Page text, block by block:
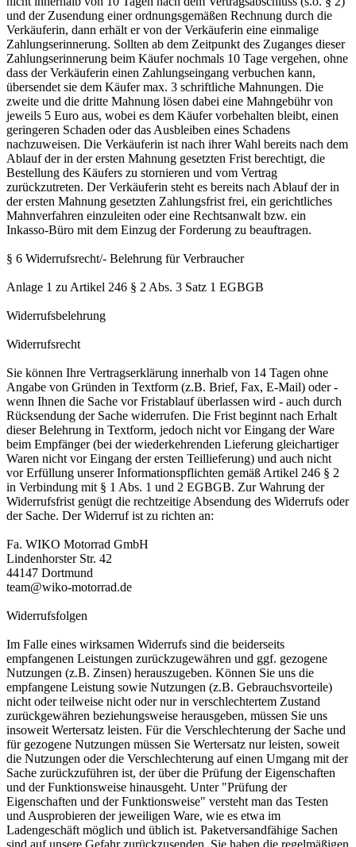
und der Zusendung einer ordnungsgemäßen Rechnung durch die
Verkäuferin, dann erhält er von der Verkäuferin eine einmalige
Zahlungserinnerung. Sollten ab dem Zeitpunkt des Zuganges dieser
Zahlungserinnerung beim Käufer nochmals 10 Tage vergehen, ohne
dass der Verkäuferin einen Zahlungseingang verbuchen kann,
übersendet sie dem Käufer max. 3 schriftliche Mahnungen. Die
zweite und die dritte Mahnung lösen dabei eine Mahngebühr von
jeweils 5 Euro aus, wobei es dem Käufer vorbehalten bleibt, einen
geringeren Schaden oder das Ausbleiben eines Schadens
nachzuweisen. Die Verkäuferin ist nach ihrer Wahl bereits nach dem
Ablauf der in der ersten Mahnung gesetzten Frist berechtigt, die
Bestellung des Käufers zu stornieren und vom Vertrag
zurückzutreten. Der Verkäuferin steht es bereits nach Ablauf der in
der ersten Mahnung gesetzten Zahlungsfrist frei, ein gerichtliches
Mahnverfahren einzuleiten oder eine Rechtsanwalt bzw. ein
Inkasso-Büro mit dem Einzug der Forderung zu beauftragen.
§ 6 Widerrufsrecht/- Belehrung für Verbraucher
Anlage 1 zu Artikel 246 § 2 Abs. 3 Satz 1 EGBGB
Widerrufsbelehrung
Widerrufsrecht
Sie können Ihre Vertragserklärung innerhalb von 14 Tagen ohne
Angabe von Gründen in Textform (z.B. Brief, Fax, E-Mail) oder -
wenn Ihnen die Sache vor Fristablauf überlassen wird - auch durch
Rücksendung der Sache widerrufen. Die Frist beginnt nach Erhalt
dieser Belehrung in Textform, jedoch nicht vor Eingang der Ware
beim Empfänger (bei der wiederkehrenden Lieferung gleichartiger
Waren nicht vor Eingang der ersten Teillieferung) und auch nicht
vor Erfüllung unserer Informationspflichten gemäß Artikel 246 § 2
in Verbindung mit § 1 Abs. 1 und 2 EGBGB. Zur Wahrung der
Widerrufsfrist genügt die rechtzeitige Absendung des Widerrufs oder
der Sache. Der Widerruf ist zu richten an:
Fa. WIKO Motorrad GmbH
Lindenhorster Str. 42
44147 Dortmund
team@wiko-motorrad.de
Widerrufsfolgen
Im Falle eines wirksamen Widerrufs sind die beiderseits
empfangenen Leistungen zurückzugewähren und ggf. gezogene
Nutzungen (z.B. Zinsen) herauszugeben. Können Sie uns die
empfangene Leistung sowie Nutzungen (z.B. Gebrauchsvorteile)
nicht oder teilweise nicht oder nur in verschlechtertem Zustand
zurückgewähren beziehungsweise herausgeben, müssen Sie uns
insoweit Wertersatz leisten. Für die Verschlechterung der Sache und
für gezogene Nutzungen müssen Sie Wertersatz nur leisten, soweit
die Nutzungen oder die Verschlechterung auf einen Umgang mit der
Sache zurückzuführen ist, der über die Prüfung der Eigenschaften
und der Funktionsweise hinausgeht. Unter "Prüfung der
Eigenschaften und der Funktionsweise" versteht man das Testen
und Ausprobieren der jeweiligen Ware, wie es etwa im
Ladengeschäft möglich und üblich ist. Paketversandfähige Sachen
sind auf unsere Gefahr zurückzusenden. Sie haben die regelmäßigen